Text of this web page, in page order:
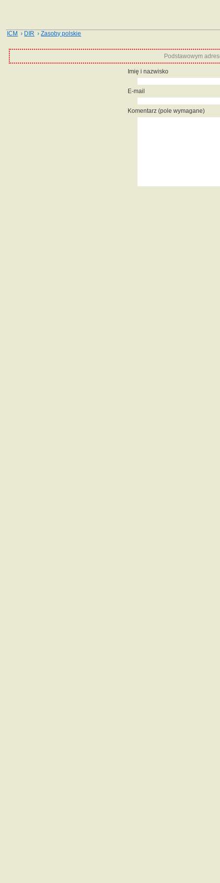
ICM › DIR ›Zasoby polskie
Podstawowym
Imię i nazwisko
E-mail
Komentarz (pole wymagane)